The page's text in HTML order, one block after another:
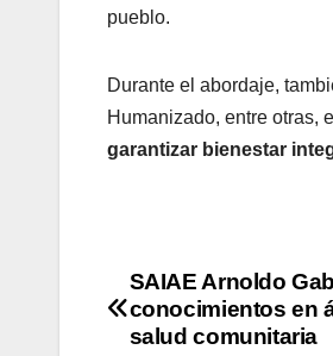
pueblo.
Durante el abordaje,
Humanizado, entre otras,
garantizar bienestar
SAIAE Arnoldo
conocimientos en
salud comunitaria